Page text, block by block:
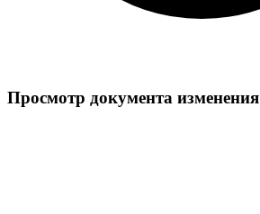
Просмотр документа изменения